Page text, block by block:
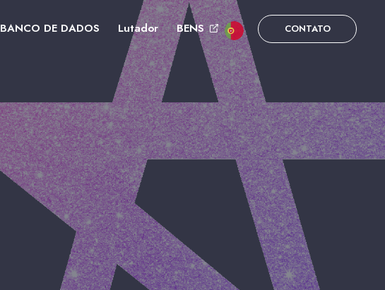
BANCO DE DADOS Lutador BENS CONTATO